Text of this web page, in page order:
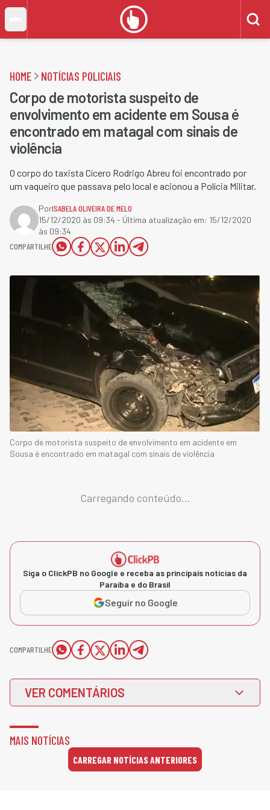
HOME NOTÍCIAS POLICIAIS
Corpo de motorista suspeito de
envolvimento em acidente em Sousa é
encontrado em matagal com sinais de
violência
O corpo do taxista Cícero Rodrigo Abreu foi encontrado por
um vaqueiro que passava pelo local e acionou a Polícia Militar.
PorISABELA OLIVEIRA DE MELO
15/12/2020 às 09:34 - Última atualização em: 15/12/2020
às 09:34
COMPARTILHE
Corpo de motorista suspeito de envolvimento em acidente em
Sousa é encontrado em matagal com sinais de violência
Carregando conteúdo...
Siga o ClickPB no Google e receba as principais notícias da
Paraíba e do Brasil
Seguir no Google
COMPARTILHE
VER COMENTÁRIOS
MAIS NOTÍCIAS
CARREGAR NOTÍCIAS ANTERIORES